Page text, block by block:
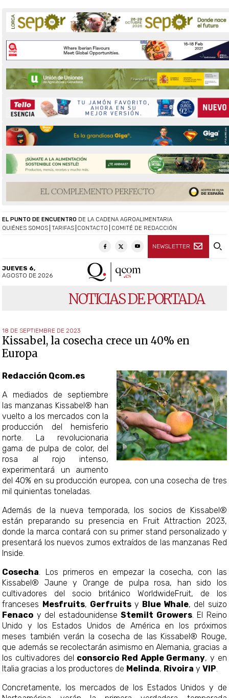
QUIÉNES SOMOS TARIFAS CONTACTO COMITÉ DE REDACCIÓN
NEWSLETTER
EL PUNTO DE ENCUENTRO DE LA CADENA AGROALIMENTARIA
JUEVES 6,
AGOSTO DE 2026
NOTICIAS DE PORTADA
18 DE SEPTIEMBRE DE 2023
Kissabel, la cosecha crece un 40% en
Europa
Redacción Qcom.es
A mediados de septiembre
las manzanas Kissabel® han
vuelto a los mercados con la
producción del hemisferio
norte. La revolucionaria
gama de pulpa de color, del
rosa al rojo intenso,
experimentará un aumento
del 40% en su producción europea, con una cosecha de tres
mil quinientas toneladas.
Además de la nueva temporada, los socios de Kissabel®
están preparando su presencia en Fruit Attraction 2023,
donde la marca contará con su primer stand personalizado y
presentará los nuevos zumos extraídos de las manzanas Red
Inside.
Cosecha . Los primeros en empezar la cosecha, con las
Kissabel® Jaune y Orange de pulpa rosa, han sido los
cultivadores del socio británico WorldwideFruit, de los
franceses Mesfruits, Gerfruitsy Blue Whale, del suizo
Fenaco y del estadounidenseStemilt Growers. El Reino
Unido y los Estados Unidos de América en los próximos
meses también verán la cosecha de las Kissabel® Rouge,
que además se recolectarán asimismo en Alemania, gracias a
los cultivadores del consorcio Red Apple Germany, y en
Italia gracias a los productores de Melinda, Rivoira yVIP
Concretamente, los mercados de los Estados Unidos y de